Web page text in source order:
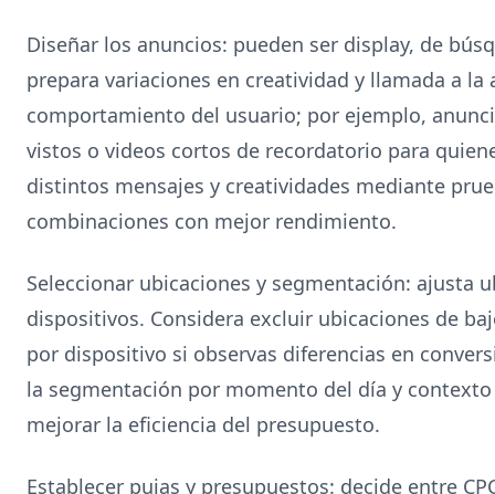
Diseñar los anuncios: pueden ser display, de
prepara variaciones en creatividad y llamada a la
comportamiento del usuario; por ejemplo,
vistos o videos cortos de recordatorio para
distintos mensajes y creatividades mediante
combinaciones con mejor rendimiento.
Seleccionar ubicaciones y segmentación: ajusta
dispositivos. Considera excluir ubicaciones de
por dispositivo si observas diferencias en
la segmentación por momento del día y
mejorar la eficiencia del presupuesto.
Establecer pujas y presupuestos: decide entre